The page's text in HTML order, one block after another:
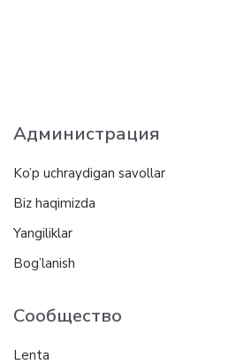
Администрация
Ko’p uchraydigan savollar
Biz haqimizda
Yangiliklar
Bog’lanish
Сообщество
Lenta